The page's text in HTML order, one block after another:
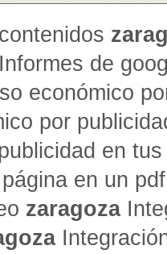
de
económico
por
en
en un
zaragoza